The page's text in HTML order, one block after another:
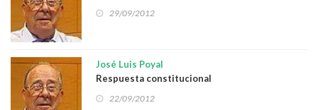
29/09/2012
José Luis Poyal
Respuesta constitucional
22/09/2012